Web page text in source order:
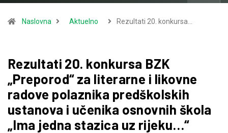
Naslovna Aktuelno Rezultati 20. konkursa…
Rezultati 20. konkursa BZK
„Preporod“ za literarne i likovne
radove polaznika predškolskih
ustanova i učenika osnovnih škola
„Ima jedna stazica uz rijeku…“